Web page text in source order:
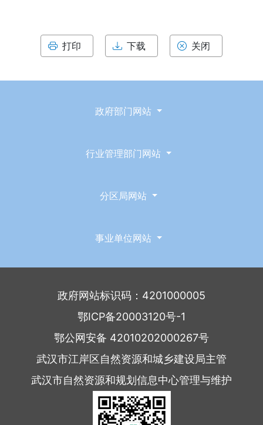
打印 下载 关闭
政府部门网站
行业管理部门网站
分区局网站
事业单位网站
政府网站标识码：4201000005
鄂ICP备20003120号-1
鄂公网安备 42010202000267号
武汉市江岸区自然资源和城乡建设局主管
武汉市自然资源和规划信息中心管理与维护